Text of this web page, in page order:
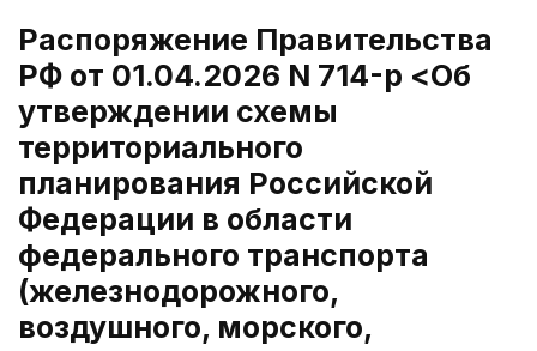
Распоряжение Правительства
РФ от 01.04.2026 N 714-р <Об
утверждении схемы
территориального
планирования Российской
Федерации в области
федерального транспорта
(железнодорожного,
воздушного, морского,